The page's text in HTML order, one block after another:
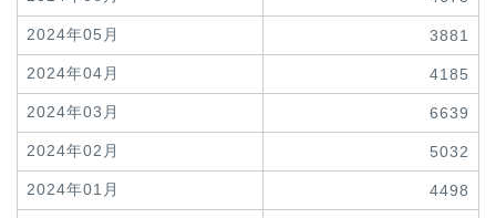
2024年05月 3881
2024年04月 4185
2024年03月 6639
2024年02月 5032
2024年01月 4498